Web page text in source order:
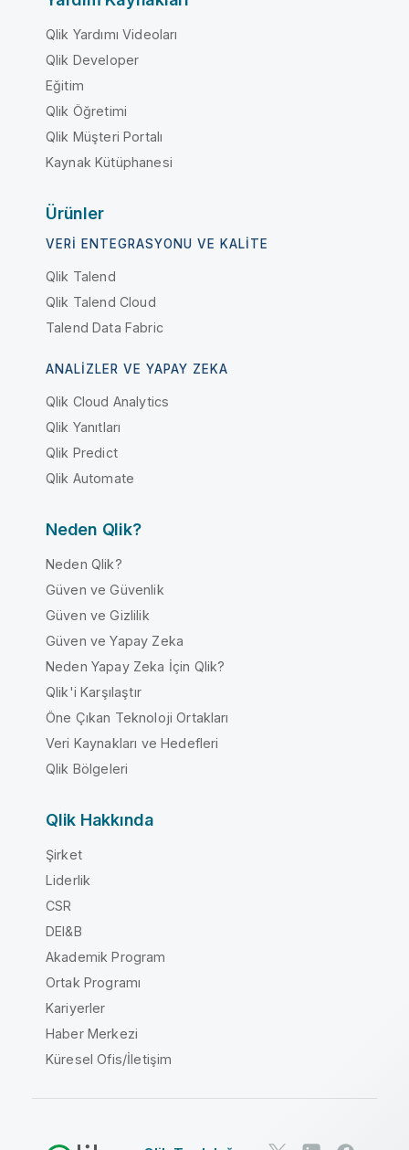
Qlik Yardımı Videoları
Qlik Developer
Eğitim
Qlik Öğretimi
Qlik Müşteri Portalı
Kaynak Kütüphanesi
Ürünler
VERI ENTEGRASYONU VE KALITE
Qlik Talend
Qlik Talend Cloud
Talend Data Fabric
ANALIZLER VE YAPAY ZEKA
Qlik Cloud Analytics
Qlik Yanıtları
Qlik Predict
Qlik Automate
Neden Qlik?
Neden Qlik?
Güven ve Güvenlik
Güven ve Gizlilik
Güven ve Yapay Zeka
Neden Yapay Zeka İçin Qlik?
Qlik'i Karşılaştır
Öne Çıkan Teknoloji Ortakları
Veri Kaynakları ve Hedefleri
Qlik Bölgeleri
Qlik Hakkında
Şirket
Liderlik
CSR
DEI&B
Akademik Program
Ortak Programı
Kariyerler
Haber Merkezi
Küresel Ofis/İletişim